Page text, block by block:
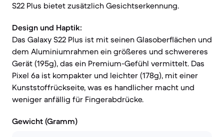
S22 Plus bietet zusätzlich Gesichtserkennung.
Design und Haptik:
Das Galaxy S22 Plus ist mit seinen Glasoberflächen und
dem Aluminiumrahmen ein größeres und schwereres
Gerät (195g), das ein Premium-Gefühl vermittelt. Das
Pixel 6a ist kompakter und leichter (178g), mit einer
Kunststoffrückseite, was es handlicher macht und
weniger anfällig für Fingerabdrücke.
Gewicht (Gramm)